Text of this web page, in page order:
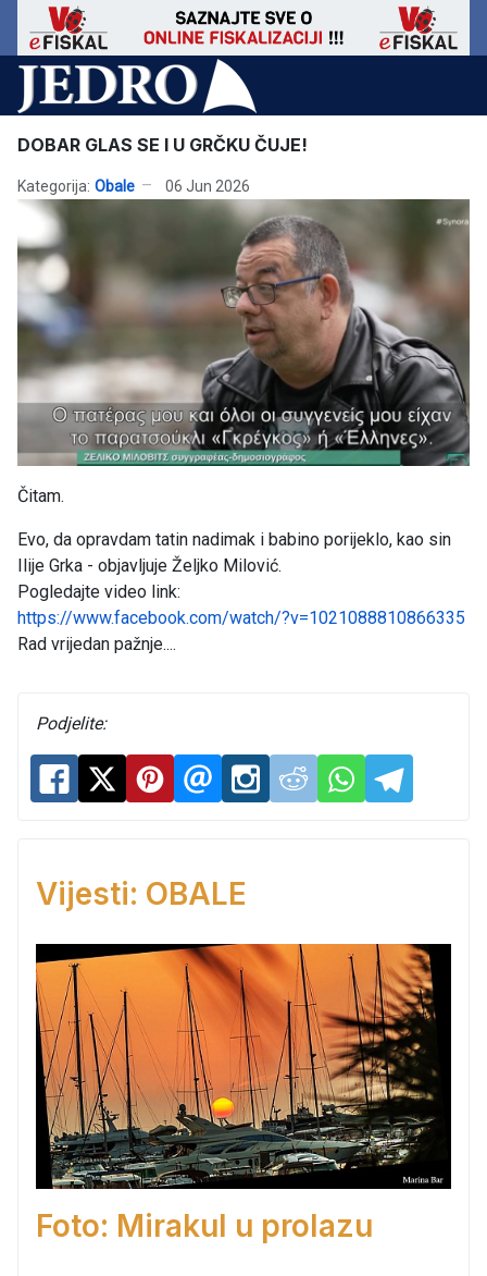
DOBAR GLAS SE I U GRČKU ČUJE!
Kategorija: Obale 06 Jun 2026
Čitam.
Evo, da opravdam tatin nadimak i babino porijeklo, kao sin
Ilije Grka - objavljuje Željko Milović.
Pogledajte video link:
https://www.facebook.com/watch/?v=1021088810866335
Rad vrijedan pažnje....
Podjelite:
Vijesti: OBALE
Foto: Mirakul u prolazu